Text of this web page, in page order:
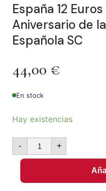
España 12
Aniversario de
Española SC
44,00 €
En stock
Hay existencias
- +